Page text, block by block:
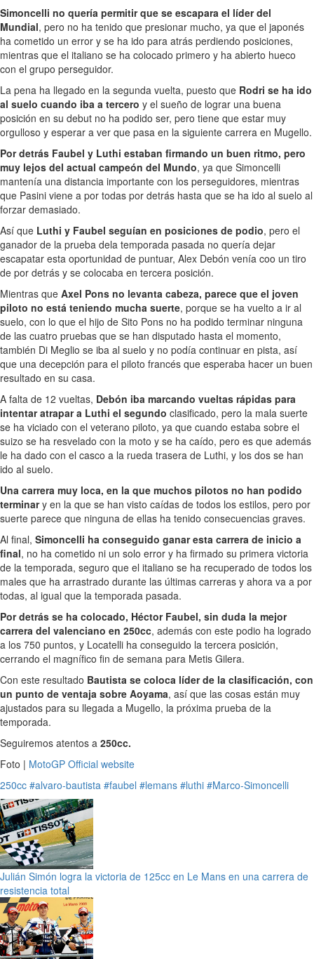
Simoncelli no quería permitir que se escapara el líder del
Mundial, pero no ha tenido que presionar mucho, ya que el japonés
ha cometido un error y se ha ido para atrás perdiendo posiciones,
mientras que el italiano se ha colocado primero y ha abierto hueco
con el grupo perseguidor.
La pena ha llegado en la segunda vuelta, puesto que Rodri se ha ido
al suelo cuando iba a tercero y el sueño de lograr una buena
posición en su debut no ha podido ser, pero tiene que estar muy
orgulloso y esperar a ver que pasa en la siguiente carrera en Mugello.
Por detrás Faubel y Luthi estaban firmando un buen ritmo, pero
muy lejos del actual campeón del Mundo, ya que Simoncelli
mantenía una distancia importante con los perseguidores, mientras
que Pasini viene a por todas por detrás hasta que se ha ido al suelo al
forzar demasiado.
Así que Luthi y Faubel seguían en posiciones de podio, pero el
ganador de la prueba dela temporada pasada no quería dejar
escapatar esta oportunidad de puntuar, Alex Debón venía coo un tiro
de por detrás y se colocaba en tercera posición.
Mientras que Axel Pons no levanta cabeza, parece que el joven
piloto no está teniendo mucha suerte, porque se ha vuelto a ir al
suelo, con lo que el hijo de Sito Pons no ha podido terminar ninguna
de las cuatro pruebas que se han disputado hasta el momento,
también Di Meglio se iba al suelo y no podía continuar en pista, así
que una decepción para el piloto francés que esperaba hacer un buen
resultado en su casa.
A falta de 12 vueltas, Debón iba marcando vueltas rápidas para
intentar atrapar a Luthi el segundo clasificado, pero la mala suerte
se ha viciado con el veterano piloto, ya que cuando estaba sobre el
suizo se ha resvelado con la moto y se ha caído, pero es que además
le ha dado con el casco a la rueda trasera de Luthi, y los dos se han
ido al suelo.
Una carrera muy loca, en la que muchos pilotos no han podido
terminary en la que se han visto caídas de todos los estilos, pero por
suerte parece que ninguna de ellas ha tenido consecuencias graves.
Al final, Simoncelli ha conseguido ganar esta carrera de inicio a
final, no ha cometido ni un solo error y ha firmado su primera victoria
de la temporada, seguro que el italiano se ha recuperado de todos los
males que ha arrastrado durante las últimas carreras y ahora va a por
todas, al igual que la temporada pasada.
Por detrás se ha colocado, Héctor Faubel, sin duda la mejor
carrera del valenciano en 250cc, además con este podio ha logrado
a los 750 puntos, y Locatelli ha conseguido la tercera posición,
cerrando el magnífico fin de semana para Metis Gilera.
Con este resultado Bautista se coloca líder de la clasificación, con
un punto de ventaja sobre Aoyama, así que las cosas están muy
ajustados para su llegada a Mugello, la próxima prueba de la
temporada.
Seguiremos atentos a 250cc.
Foto | MotoGP Official website
250cc #alvaro-bautista #faubel #lemans #luthi #Marco-Simoncelli
Julián Simón logra la victoria de 125cc en Le Mans en una carrera de
resistencia total